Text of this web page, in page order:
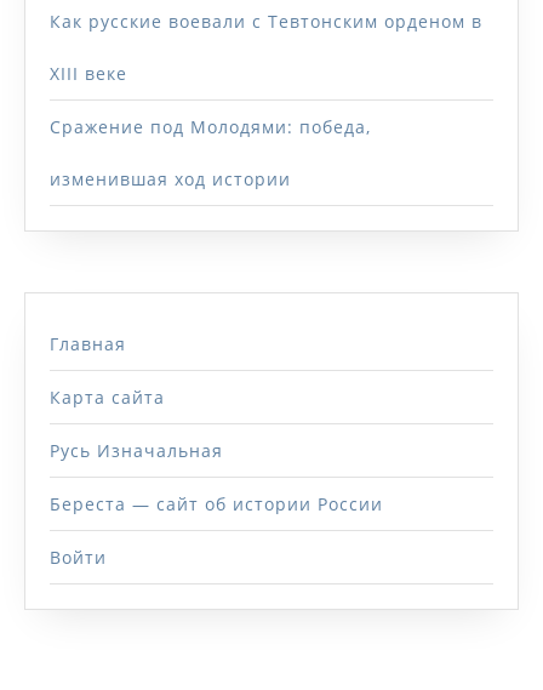
Как русские воевали с Тевтонским орденом в
XIII веке
Сражение под Молодями: победа,
изменившая ход истории
Главная
Карта сайта
Русь Изначальная
Береста — сайт об истории России
Войти